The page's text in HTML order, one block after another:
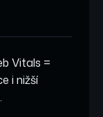
Vitals =
i nižší